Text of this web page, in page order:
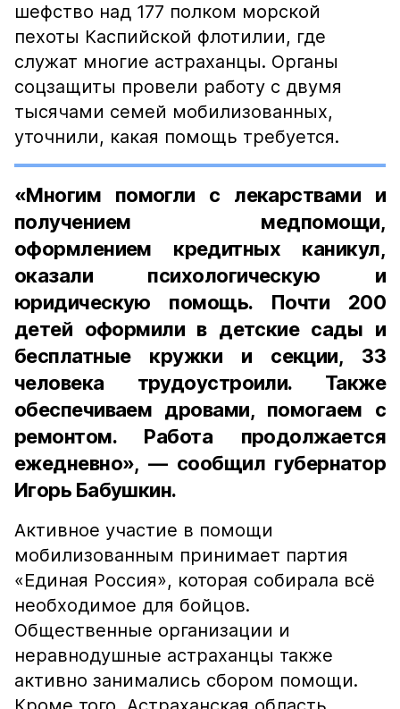
шефство над 177 полком морской
пехоты Каспийской флотилии, где
служат многие астраханцы. Органы
соцзащиты провели работу с двумя
тысячами семей мобилизованных,
уточнили, какая помощь требуется.
«Многим помогли с лекарствами и
получением медпомощи,
оформлением кредитных каникул,
оказали психологическую и
юридическую помощь. Почти 200
детей оформили в детские сады и
бесплатные кружки и секции, 33
человека трудоустроили. Также
обеспечиваем дровами, помогаем с
ремонтом. Работа продолжается
ежедневно», — сообщил губернатор
Игорь Бабушкин.
Активное участие в помощи
мобилизованным принимает партия
«Единая Россия», которая собирала всё
необходимое для бойцов.
Общественные организации и
неравнодушные астраханцы также
активно занимались сбором помощи.